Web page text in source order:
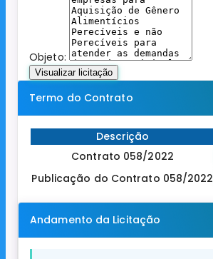
Objeto:
Visualizar licitação
Termo do Contrato
Descrição
Contrato 058/2022
Publicação do Contrato 058/2022
Andamento da Licitação